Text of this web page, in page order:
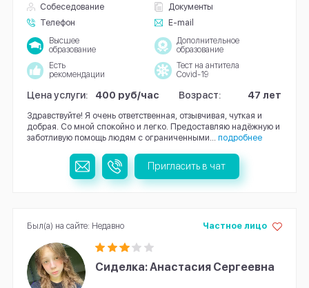
Собеседование
Документы
Телефон
E-mail
Высшее
образование
Дополнительное
образование
Есть
рекомендации
Тест на антитела
Covid-19
Цена услуги: 400 руб/час Возраст: 47 лет
Здравствуйте! Я очень ответственная, отзывчивая, чуткая и
добрая. Со мной спокойно и легко. Предоставляю надёжную и
заботливую помощь людям с ограниченными... подробнее
Пригласить в чат
Сиделка: Анастасия Сергеевна
Частное лицо
Был(а) на сайте: Недавно